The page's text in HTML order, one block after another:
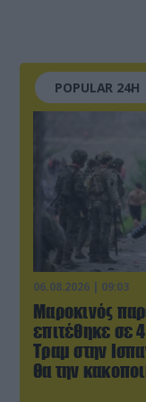
POPULAR 24H
06.08.2026 | 09:03
Μαροκινός
επιτέθηκε σε
Τραμ στην
θα την